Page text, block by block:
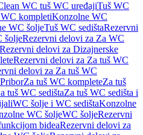
WC tuš WC uređajiTuš WC
kompletiKonzolne WC
WC šoljeTuš WC sedištaRezervni
šoljeRezervni delovi za Za WC
Rezervni delovi za Dizajnerske
Rezervni delovi za Za tuš WC
delovi za Za tuš WC
Za tuš WC kompleteZa tuš
tuš WC sedištaZa tuš WC sedišta i
WC šolje i WC sedištaKonzolne
WC šoljeWC šoljeRezervni
bideaRezervni delovi za